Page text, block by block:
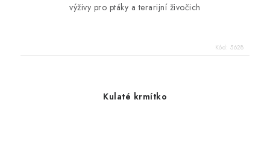
výživy pro ptáky a terarijní živočich
Kód: 5628
Kulaté krmítko